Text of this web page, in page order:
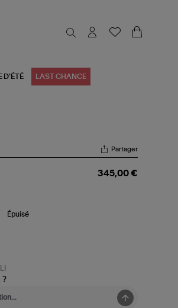
D'ÉTÉ LAST CHANCE
Partager
345,00 €
Épuisé
?